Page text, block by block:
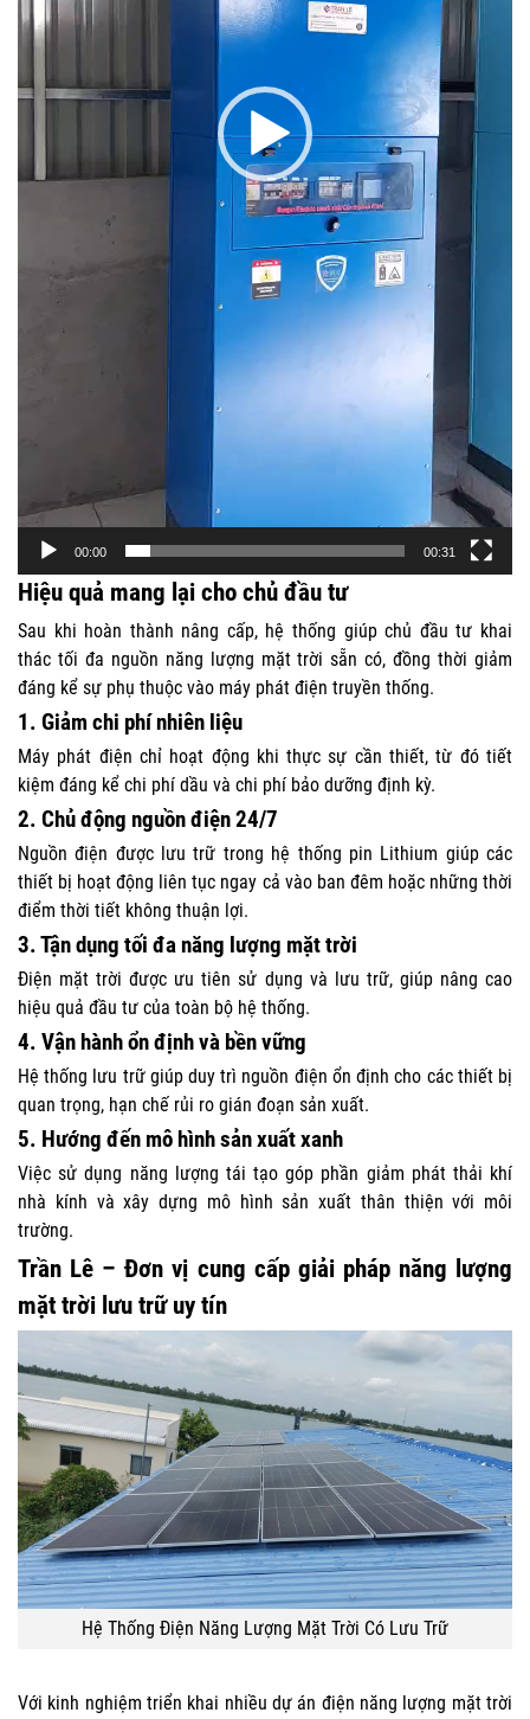
00:00 00:31
Hiệu quả mang lại cho chủ đầu tư
Sau khi hoàn thành nâng cấp, hệ thống giúp chủ đầu tư khai
thác tối đa nguồn năng lượng mặt trời sẵn có, đồng thời giảm
đáng kể sự phụ thuộc vào máy phát điện truyền thống.
1. Giảm chi phí nhiên liệu
Máy phát điện chỉ hoạt động khi thực sự cần thiết, từ đó tiết
kiệm đáng kể chi phí dầu và chi phí bảo dưỡng định kỳ.
2. Chủ động nguồn điện 24/7
Nguồn điện được lưu trữ trong hệ thống pin Lithium giúp các
thiết bị hoạt động liên tục ngay cả vào ban đêm hoặc những thời
điểm thời tiết không thuận lợi.
3. Tận dụng tối đa năng lượng mặt trời
Điện mặt trời được ưu tiên sử dụng và lưu trữ, giúp nâng cao
hiệu quả đầu tư của toàn bộ hệ thống.
4. Vận hành ổn định và bền vững
Hệ thống lưu trữ giúp duy trì nguồn điện ổn định cho các thiết bị
quan trọng, hạn chế rủi ro gián đoạn sản xuất.
5. Hướng đến mô hình sản xuất xanh
Việc sử dụng năng lượng tái tạo góp phần giảm phát thải khí
nhà kính và xây dựng mô hình sản xuất thân thiện với môi
trường.
Trần Lê – Đơn vị cung cấp giải pháp năng lượng
mặt trời lưu trữ uy tín
Hệ Thống Điện Năng Lượng Mặt Trời Có Lưu Trữ
Với kinh nghiệm triển khai nhiều dự án điện năng lượng mặt trời